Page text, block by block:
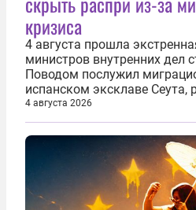
кризиса
4 августа прошла
министров внутренних дел
Поводом послужил
испанском эксклаве Сеута,
северном побережье
границу между Марокко и
прорвали до 72 тысяч
4 августа 2026